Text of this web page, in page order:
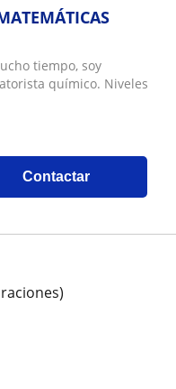
tiempo, soy
químico. Niveles
Contactar